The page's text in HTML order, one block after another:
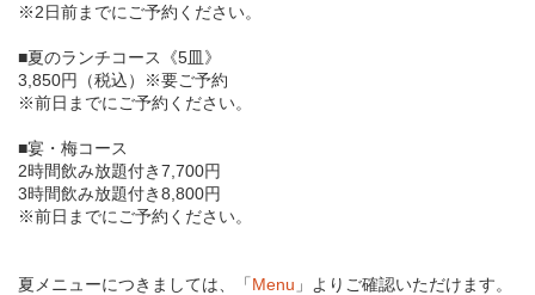
※2日前までにご予約ください。
■夏のランチコース《5皿》
3,850円（税込）※要ご予約
※前日までにご予約ください。
■宴・梅コース
2時間飲み放題付き7,700円
3時間飲み放題付き8,800円
※前日までにご予約ください。
夏メニューにつきましては、「Menu 」よりご確認いただけます。